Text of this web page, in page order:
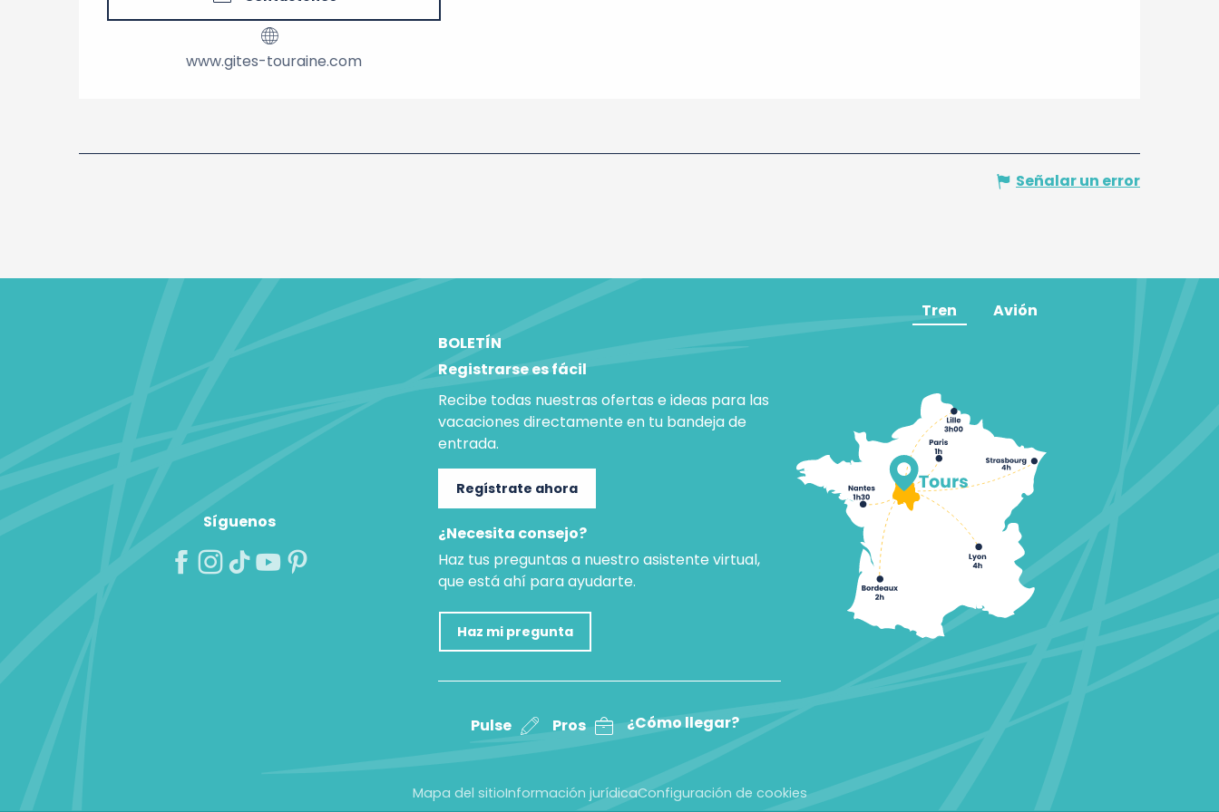
www.gites-touraine.com
Señalar un error
Síguenos
BOLETÍN
Registrarse es fácil
Recibe todas nuestras ofertas e ideas para las
vacaciones directamente en tu bandeja de
entrada.
Regístrate ahora
¿Necesita consejo?
Haz tus preguntas a nuestro asistente virtual,
que está ahí para ayudarte.
Haz mi pregunta
Pulse Pros ¿Cómo llegar?
Tren Avión
Mapa del sitioInformación jurídicaConfiguración de cookies